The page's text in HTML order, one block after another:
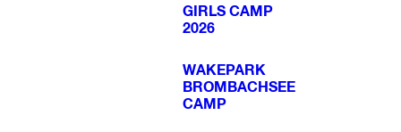
GIRLS CAMP
2026
WAKEPARK
BROMBACHSEE
CAMP